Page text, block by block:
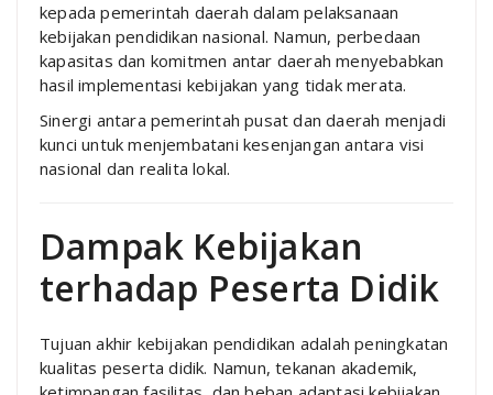
kepada pemerintah daerah dalam pelaksanaan
kebijakan pendidikan nasional. Namun, perbedaan
kapasitas dan komitmen antar daerah menyebabkan
hasil implementasi kebijakan yang tidak merata.
Sinergi antara pemerintah pusat dan daerah menjadi
kunci untuk menjembatani kesenjangan antara visi
nasional dan realita lokal.
Dampak Kebijakan
terhadap Peserta Didik
Tujuan akhir kebijakan pendidikan adalah peningkatan
kualitas peserta didik. Namun, tekanan akademik,